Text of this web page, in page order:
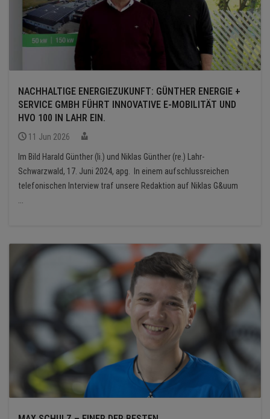
NACHHALTIGE ENERGIEZUKUNFT: GÜNTHER ENERGIE +
SERVICE GMBH FÜHRT INNOVATIVE E-MOBILITÄT UND
HVO 100 IN LAHR EIN.
11 Jun 2026
Im Bild Harald Günther (li.) und Niklas Günther (re.) Lahr-
Schwarzwald, 17. Juni 2024, apg. In einem aufschlussreichen
telefonischen Interview traf unsere Redaktion auf Niklas G&uum